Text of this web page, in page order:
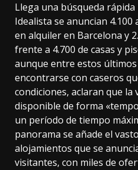
Llega una búsqueda
Idealista se anuncian
en alquiler en Barcelona y
frente a 4.700 de casas y
aunque entre estos
encontrarse con caseros
condiciones, aclaran que la
disponible de forma
un período de tiempo
panorama se añade el
alojamientos que se
visitantes, con miles de